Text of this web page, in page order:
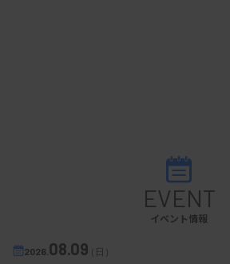
EVENT
イベント情報
2026. 08.09（日）